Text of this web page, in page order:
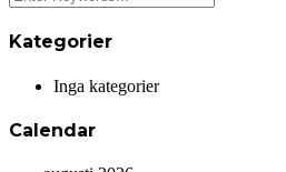
Kategorier
Inga kategorier
Calendar